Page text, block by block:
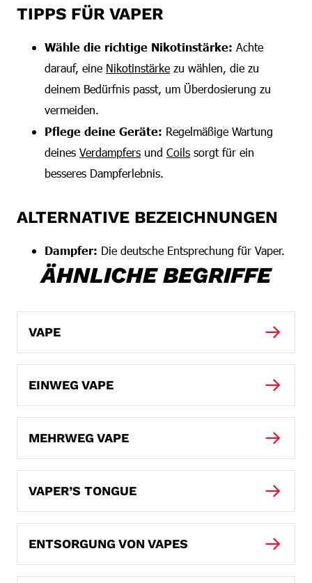
TIPPS FÜR VAPER
Wähle die richtige Nikotinstärke: Achte
darauf, eine Nikotinstärke zu wählen, die zu
deinem Bedürfnis passt, um Überdosierung zu
vermeiden.
Pflege deine Geräte: Regelmäßige Wartung
deines Verdampfers und Coils sorgt für ein
besseres Dampferlebnis.
ALTERNATIVE BEZEICHNUNGEN
Dampfer: Die deutsche Entsprechung für Vaper.
ÄHNLICHE BEGRIFFE
VAPE
EINWEG VAPE
MEHRWEG VAPE
VAPER’S TONGUE
ENTSORGUNG VON VAPES